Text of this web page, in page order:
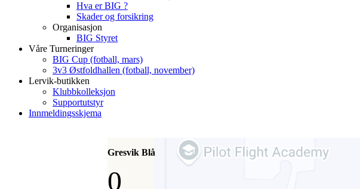
Hva er BIG ?
Skader og forsikring
Organisasjon
BIG Styret
Våre Turneringer
BIG Cup (fotball, mars)
3v3 Østfoldhallen (fotball, november)
Lervik-butikken
Klubbkolleksjon
Supportutstyr
Innmeldingsskjema
Gresvik Blå
0